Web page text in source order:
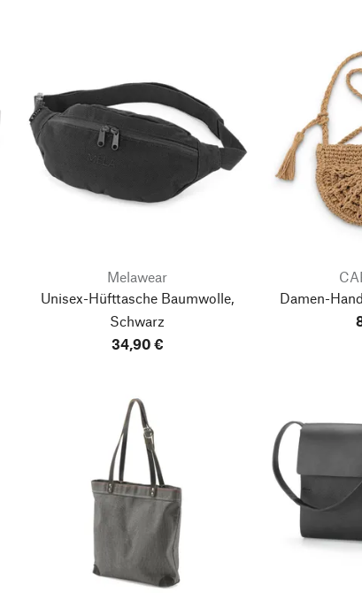
Melawear
Unisex-Hüfttasche Baumwolle,
Schwarz
34,90 €
Damen-